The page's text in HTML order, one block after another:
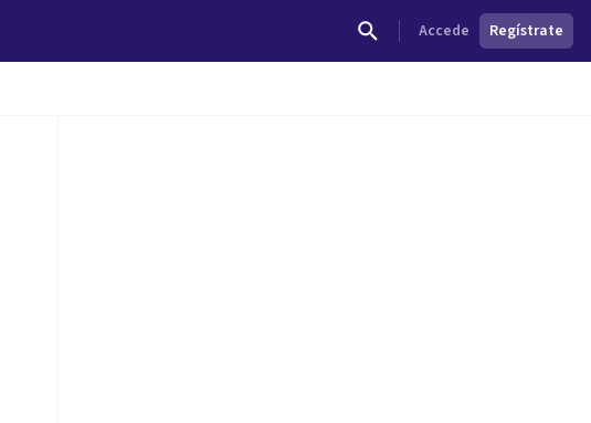
Accede Regístrate